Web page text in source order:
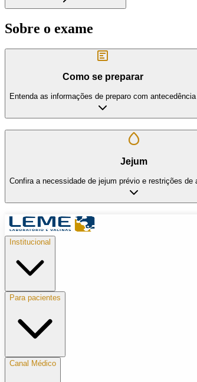
Sobre o exame
Como se preparar
Entenda as informações de preparo com antecedência
Jejum
Confira a necessidade de jejum prévio e restrições de
Institucional
Para pacientes
Canal Médico